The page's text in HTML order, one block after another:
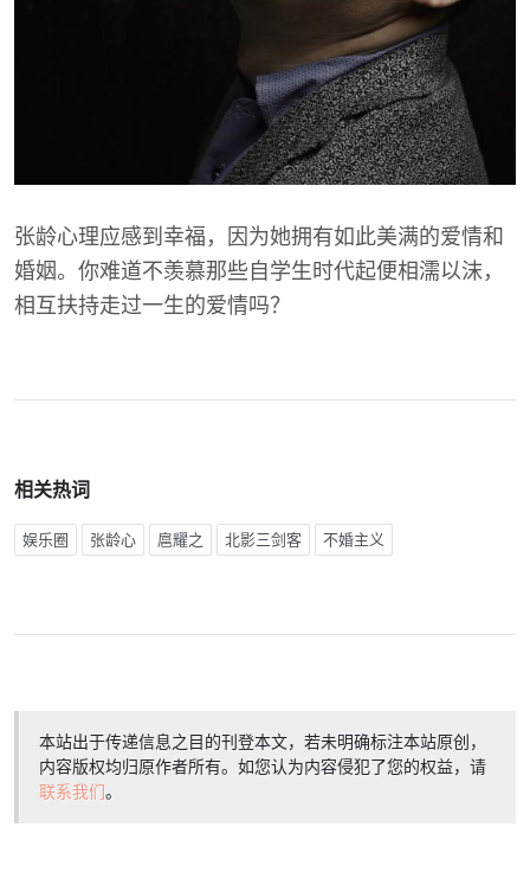
张龄心理应感到幸福，因为她拥有如此美满的爱情和
婚姻。你难道不羡慕那些自学生时代起便相濡以沫，
相互扶持走过一生的爱情吗？
相关热词
娱乐圈 张龄心 扈耀之 北影三剑客 不婚主义
本站出于传递信息之目的刊登本文，若未明确标注本站原创，
内容版权均归原作者所有。如您认为内容侵犯了您的权益，请
联系我们。